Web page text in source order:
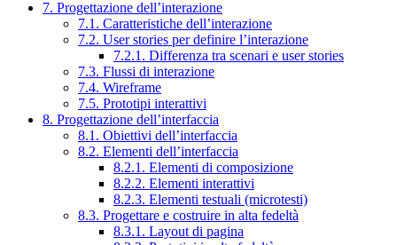
7. Progettazione dell’interazione
7.1. Caratteristiche dell’interazione
7.2. User stories per definire l’interazione
7.2.1. Differenza tra scenari e user stories
7.3. Flussi di interazione
7.4. Wireframe
7.5. Prototipi interattivi
8. Progettazione dell’interfaccia
8.1. Obiettivi dell’interfaccia
8.2. Elementi dell’interfaccia
8.2.1. Elementi di composizione
8.2.2. Elementi interattivi
8.2.3. Elementi testuali (microtesti)
8.3. Progettare e costruire in alta fedeltà
8.3.1. Layout di pagina